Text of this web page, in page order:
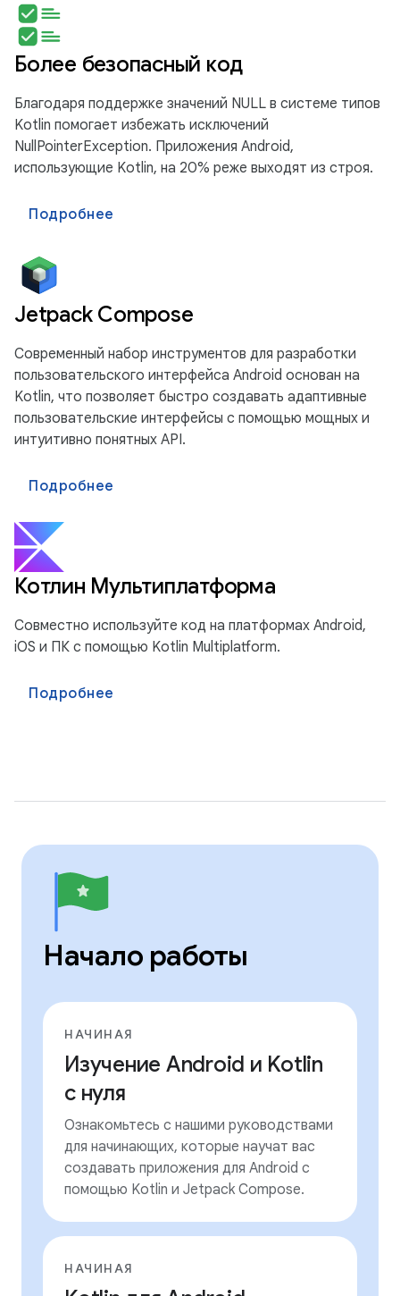
Более безопасный код
Благодаря поддержке значений NULL в системе типов
Kotlin помогает избежать исключений
NullPointerException. Приложения Android,
использующие Kotlin, на 20% реже выходят из строя.
Подробнее
Jetpack Compose
Современный набор инструментов для разработки
пользовательского интерфейса Android основан на
Kotlin, что позволяет быстро создавать адаптивные
пользовательские интерфейсы с помощью мощных и
интуитивно понятных API.
Подробнее
Котлин Мультиплатформа
Совместно используйте код на платформах Android,
iOS и ПК с помощью Kotlin Multiplatform.
Подробнее
Начало работы
НАЧИНАЯ
Изучение Android и Kotlin
с нуля
Ознакомьтесь с нашими руководствами
для начинающих, которые научат вас
создавать приложения для Android с
помощью Kotlin и Jetpack Compose.
НАЧИНАЯ